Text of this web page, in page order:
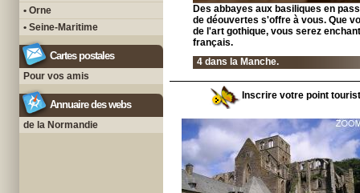
• Orne
• Seine-Maritime
Cartes postales
Pour vos amis
Annuaire des webs
de la Normandie
Des abbayes aux basiliques en
de déouvertes s'offre à vous. Que
de l'art gothique, vous serez
français.
4 dans la Manche.
Inscrire votre point